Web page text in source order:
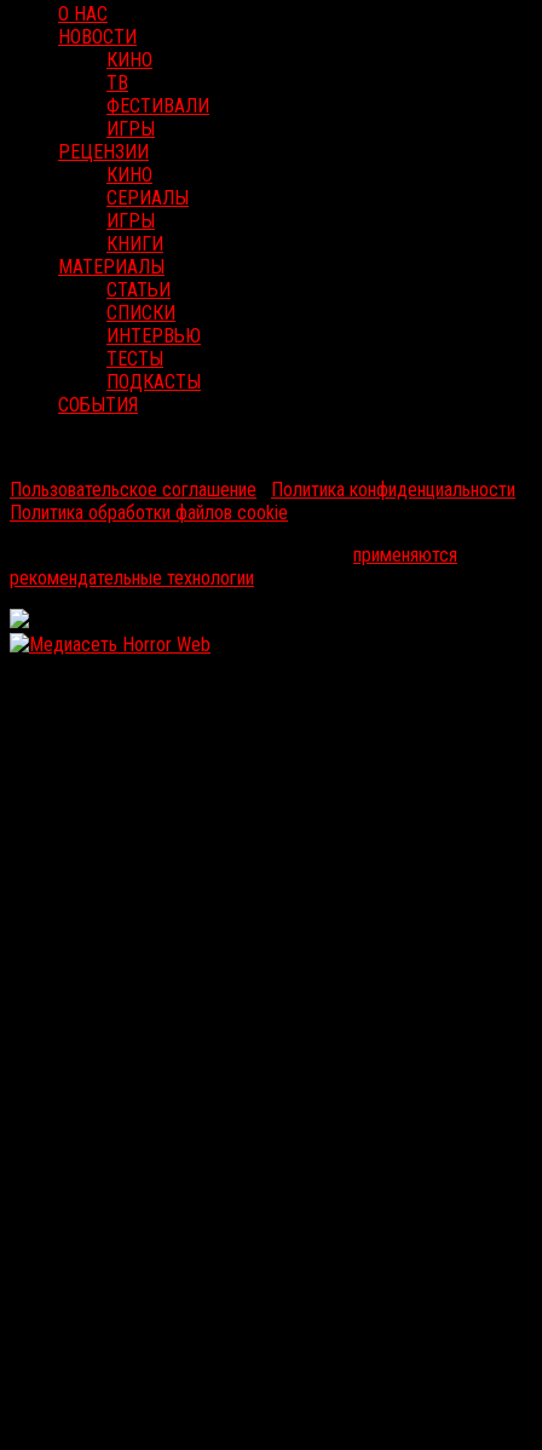
О НАС
НОВОСТИ
КИНО
ТВ
ФЕСТИВАЛИ
ИГРЫ
РЕЦЕНЗИИ
КИНО
СЕРИАЛЫ
ИГРЫ
КНИГИ
МАТЕРИАЛЫ
СТАТЬИ
СПИСКИ
ИНТЕРВЬЮ
ТЕСТЫ
ПОДКАСТЫ
СОБЫТИЯ
Пользовательское соглашение
Политика конфиденциальности
Политика обработки файлов cookie
применяются
рекомендательные технологии